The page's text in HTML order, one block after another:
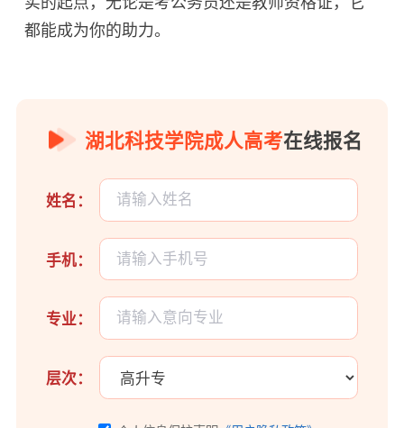
都能成为你的助力。
湖北科技学院成人高考在线报名
姓名：
手机：
专业：
层次：